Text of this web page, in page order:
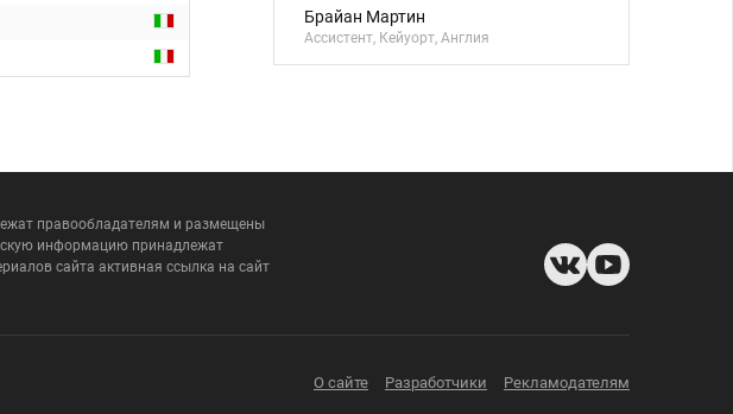
Брайан Мартин
Ассистент, Кейуорт, Англия
правообладателям и размещены
информацию принадлежат
сайта активная ссылка на сайт
О сайте Разработчики Рекламодателям